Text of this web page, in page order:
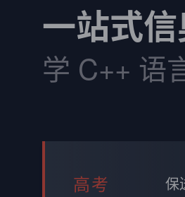
一站式
学 C++ 语
高考 保